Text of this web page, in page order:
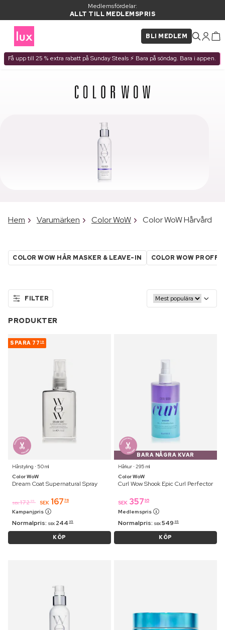
Medlemsfördelar:
ALLT TILL MEDLEMSPRIS
BLI MEDLEM
Få upp till 25 % extra rabatt på Sunday Steals ⚡ Bara på söndag. Bara i appen.
Hem Varumärken Color WoW Color WoW Hårvård
COLOR WOW HÅR MASKER & LEAVE-IN COLOR WOW
FILTER
PRODUKTER
SPARA 77 19
Hårstyling ⋅ 50 ml
Color WoW
Dream Coat Supernatural Spray
SEK 172 95 SEK 167 76
Kampanjpris
Normalpris: SEK 244 95
KÖP
BARA NÅGRA KVAR
Hårkur ⋅ 295 ml
Color WoW
Curl Wow Shook Epic Curl Perfector
SEK 357 95
Medlemspris
Normalpris: SEK 549 95
KÖP